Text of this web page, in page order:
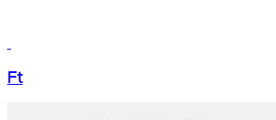
Ft